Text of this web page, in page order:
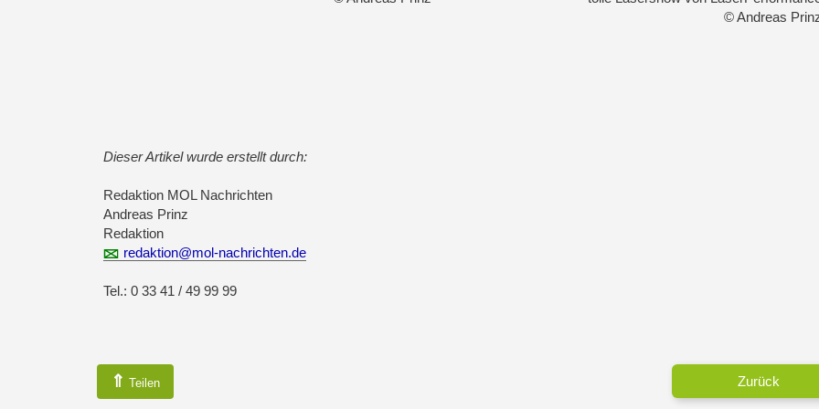
© Andreas
Dieser Artikel wurde erstellt durch:
Redaktion MOL Nachrichten
Andreas Prinz
Redaktion
redaktion@mol-nachrichten.de
Tel.: 0 33 41 / 49 99 99
⇑ Teilen Zurück